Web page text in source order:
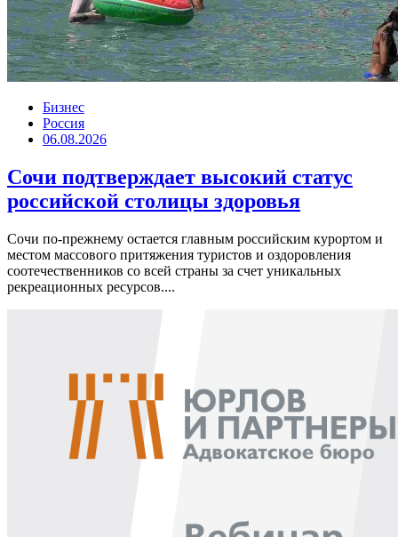
Бизнес
Россия
06.08.2026
Сочи подтверждает высокий статус
российской столицы здоровья
Сочи по-прежнему остается главным российским курортом и
местом массового притяжения туристов и оздоровления
соотечественников со всей страны за счет уникальных
рекреационных ресурсов....